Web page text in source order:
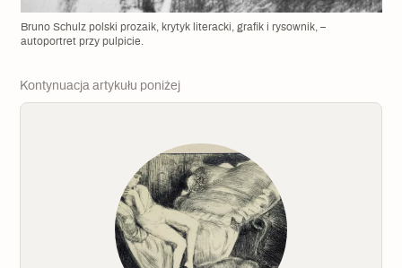
Bruno Schulz polski prozaik, krytyk literacki, grafik i rysownik, –
autoportret przy pulpicie.
Kontynuacja artykułu poniżej